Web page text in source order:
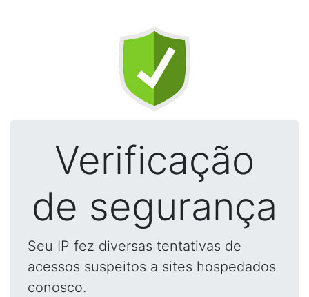
Verificação
de segurança
Seu IP fez diversas tentativas de
acessos suspeitos a sites hospedados
conosco.